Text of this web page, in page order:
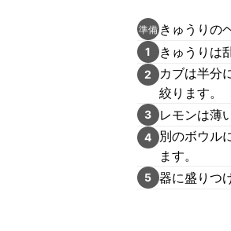
準備 きゅうりの
1 きゅうりは
2
カブは半分
絞ります。
3 レモンは薄
4
別のボウル
ます。
5 器に盛りつ